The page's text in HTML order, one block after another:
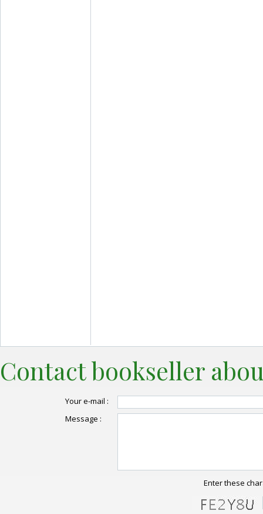
Contact bookseller
Your e-mail :
Message :
Enter these